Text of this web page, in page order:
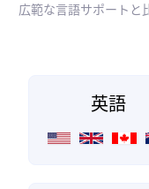
広範な言語サポートと
英語